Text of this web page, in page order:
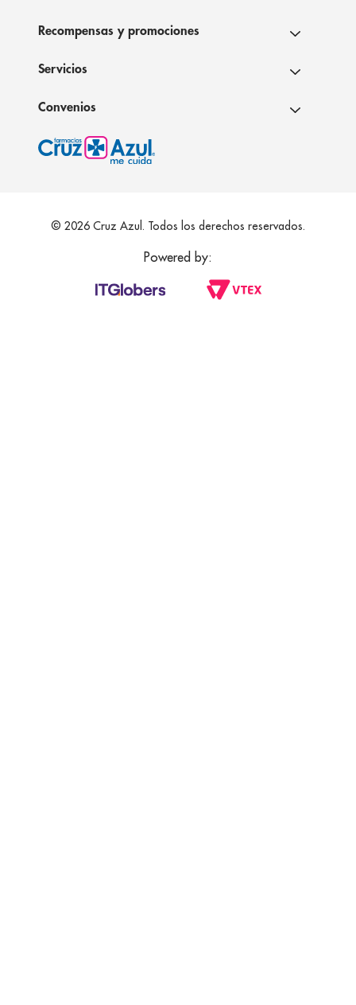
Recompensas y promociones
Servicios
Convenios
© 2026 Cruz Azul. Todos los derechos reservados.
Powered by: